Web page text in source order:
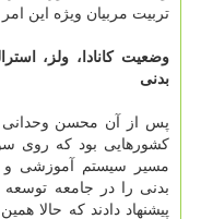
تربیت مربیان ویژه این امر
وضعیت کانادا، ولز،
بدنی
پس از آن محسن وحدانی
کشورهایی بود که روی
مسیر سیستم آموزشی و
پیشنهاد دادند که حالا